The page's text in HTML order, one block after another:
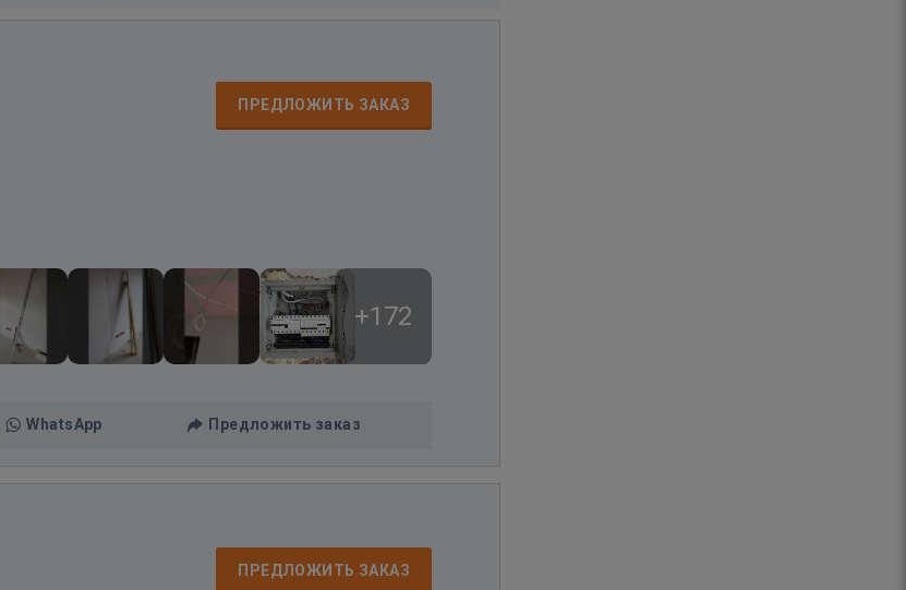
ПРЕДЛОЖИТЬ ЗАКАЗ
+172
WhatsApp Предложить заказ
ПРЕДЛОЖИТЬ ЗАКАЗ